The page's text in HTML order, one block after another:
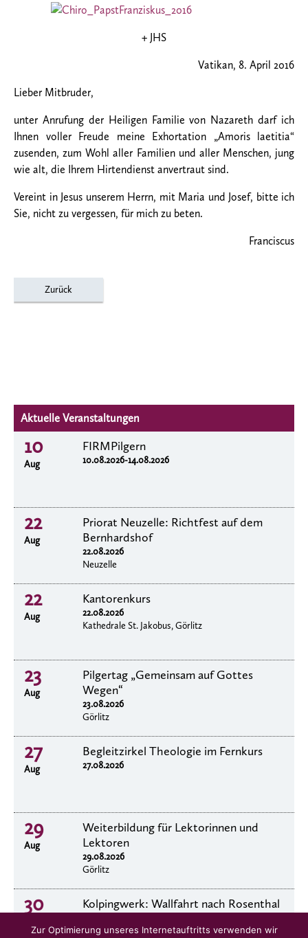
+ JHS
Vatikan, 8. April 2016
Lieber Mitbruder,
unter Anrufung der Heiligen Familie von Nazareth darf ich
Ihnen voller Freude meine Exhortation „Amoris laetitia“
zusenden, zum Wohl aller Familien und aller Menschen, jung
wie alt, die Ihrem Hirtendienst anvertraut sind.
Vereint in Jesus unserem Herrn, mit Maria und Josef, bitte ich
Sie, nicht zu vergessen, für mich zu beten.
Franciscus
Zurück
Aktuelle Veranstaltungen
10
Aug
FIRMPilgern
10.08.2026-14.08.2026
22
Aug
Priorat Neuzelle: Richtfest auf dem
Bernhardshof
22.08.2026
Neuzelle
22
Aug
Kantorenkurs
22.08.2026
Kathedrale St. Jakobus, Görlitz
23
Aug
Pilgertag „Gemeinsam auf Gottes
Wegen“
23.08.2026
Görlitz
27
Aug
Begleitzirkel Theologie im Fernkurs
27.08.2026
29
Aug
Weiterbildung für Lektorinnen und
Lektoren
29.08.2026
Görlitz
30 Kolpingwerk: Wallfahrt nach Rosenthal
Zur Optimierung unseres Internetauftritts verwenden wir